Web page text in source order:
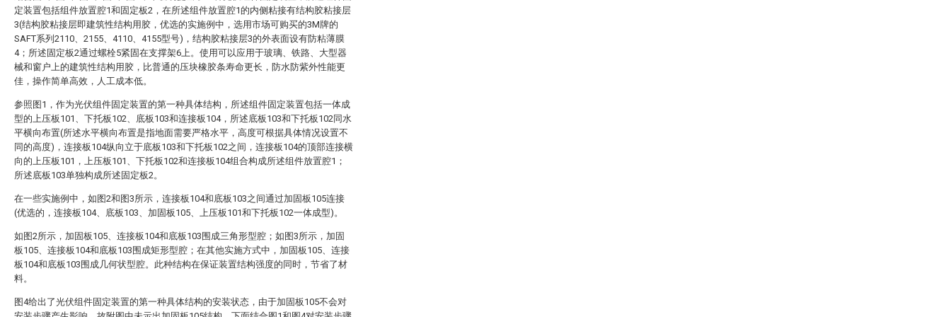
定装置包括组件放置腔1和固定板2，在所述组件放置腔1的内侧粘接有结构胶粘接层
3(结构胶粘接层即建筑性结构用胶，优选的实施例中，选用市场可购买的3M牌的
SAFT系列2110、2155、4110、4155型号)，结构胶粘接层3的外表面设有防粘薄膜
4；所述固定板2通过螺栓5紧固在支撑架6上。使用可以应用于玻璃、铁路、大型器
械和窗户上的建筑性结构用胶，比普通的压块橡胶条寿命更长，防水防紫外性能更
佳，操作简单高效，人工成本低。
参照图1，作为光伏组件固定装置的第一种具体结构，所述组件固定装置包括一体成
型的上压板101、下托板102、底板103和连接板104，所述底板103和下托板102同水
平横向布置(所述水平横向布置是指地面需要严格水平，高度可根据具体情况设置不
同的高度)，连接板104纵向立于底板103和下托板102之间，连接板104的顶部连接横
向的上压板101，上压板101、下托板102和连接板104组合构成所述组件放置腔1；
所述底板103单独构成所述固定板2。
在一些实施例中，如图2和图3所示，连接板104和底板103之间通过加固板105连接
(优选的，连接板104、底板103、加固板105、上压板101和下托板102一体成型)。
如图2所示，加固板105、连接板104和底板103围成三角形型腔；如图3所示，加固
板105、连接板104和底板103围成矩形型腔；在其他实施方式中，加固板105、连接
板104和底板103围成几何状型腔。此种结构在保证装置结构强度的同时，节省了材
料。
图4给出了光伏组件固定装置的第一种具体结构的安装状态，由于加固板105不会对